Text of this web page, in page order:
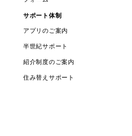
サポート体制
アプリのご案内
半世紀サポート
紹介制度のご案内
住み替えサポート